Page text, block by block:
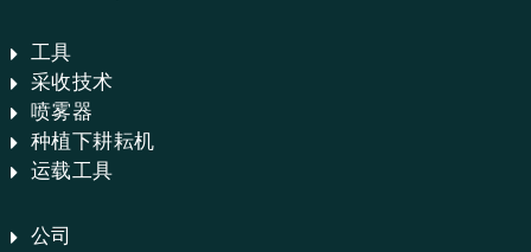
工具
采收技术
喷雾器
种植下耕耘机
运载工具
公司